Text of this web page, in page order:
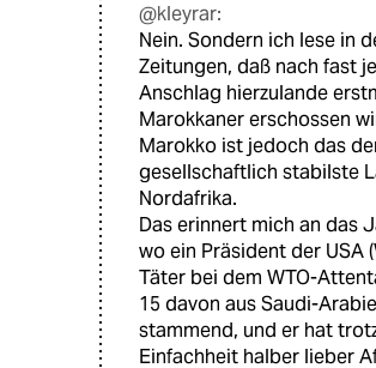
@kleyrar:
Nein. Sondern ich lese in
Zeitungen, daß nach fast
Anschlag hierzulande
Marokkaner erschossen
Marokko ist jedoch das
gesellschaftlich stabilste
Nordafrika.
Das erinnert mich an das
wo ein Präsident der USA
Täter bei dem WTO-
15 davon aus Saudi-
stammend, und er hat
Einfachheit halber lieber